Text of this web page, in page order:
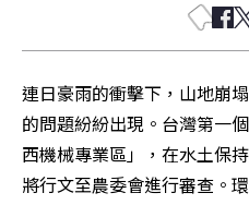
連日豪雨的衝擊下，山地崩
的問題紛紛出現。台灣第一
西機械專業區」，在水土保
將行文至農委會進行審查。